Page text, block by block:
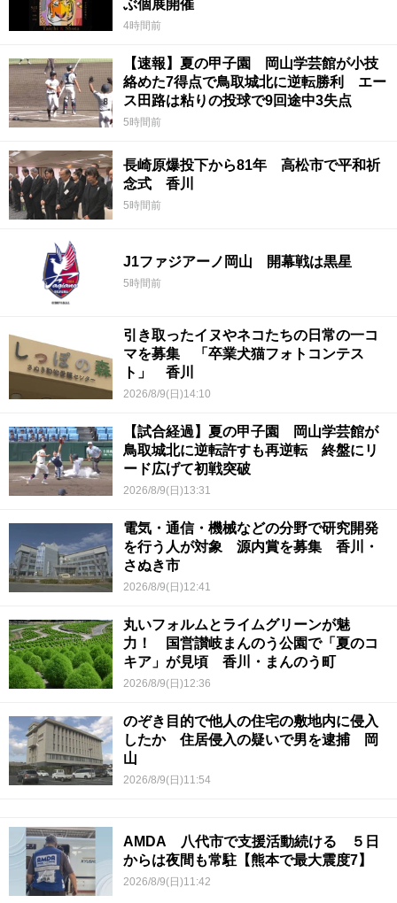
ぶ個展開催
4時間前
【速報】夏の甲子園 岡山学芸館が小技
絡めた7得点で鳥取城北に逆転勝利 エー
ス田路は粘りの投球で9回途中3失点
5時間前
長崎原爆投下から81年 高松市で平和祈
念式 香川
5時間前
J1ファジアーノ岡山 開幕戦は黒星
5時間前
引き取ったイヌやネコたちの日常の一コ
マを募集 「卒業犬猫フォトコンテス
ト」 香川
2026/8/9(日)14:10
【試合経過】夏の甲子園 岡山学芸館が
鳥取城北に逆転許すも再逆転 終盤にリ
ード広げて初戦突破
2026/8/9(日)13:31
電気・通信・機械などの分野で研究開発
を行う人が対象 源内賞を募集 香川・
さぬき市
2026/8/9(日)12:41
丸いフォルムとライムグリーンが魅
力！ 国営讃岐まんのう公園で「夏のコ
キア」が見頃 香川・まんのう町
2026/8/9(日)12:36
のぞき目的で他人の住宅の敷地内に侵入
したか 住居侵入の疑いで男を逮捕 岡
山
2026/8/9(日)11:54
AMDA 八代市で支援活動続ける ５日
からは夜間も常駐【熊本で最大震度7】
2026/8/9(日)11:42